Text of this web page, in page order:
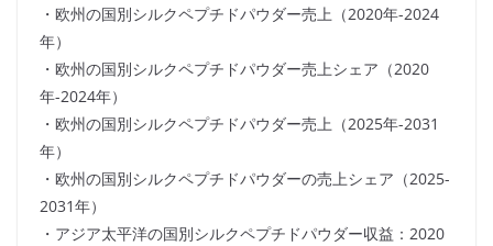
・欧州の国別シルクペプチドパウダー売上（2020年-2024
年）
・欧州の国別シルクペプチドパウダー売上シェア（2020
年-2024年）
・欧州の国別シルクペプチドパウダー売上（2025年-2031
年）
・欧州の国別シルクペプチドパウダーの売上シェア（2025-
2031年）
・アジア太平洋の国別シルクペプチドパウダー収益：2020